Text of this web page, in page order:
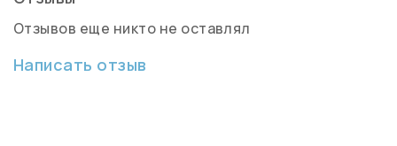
Отзывов еще никто не оставлял
Написать отзыв